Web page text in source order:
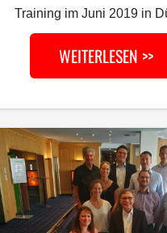
Training im Juni 2019 in
WEITERLESEN >>